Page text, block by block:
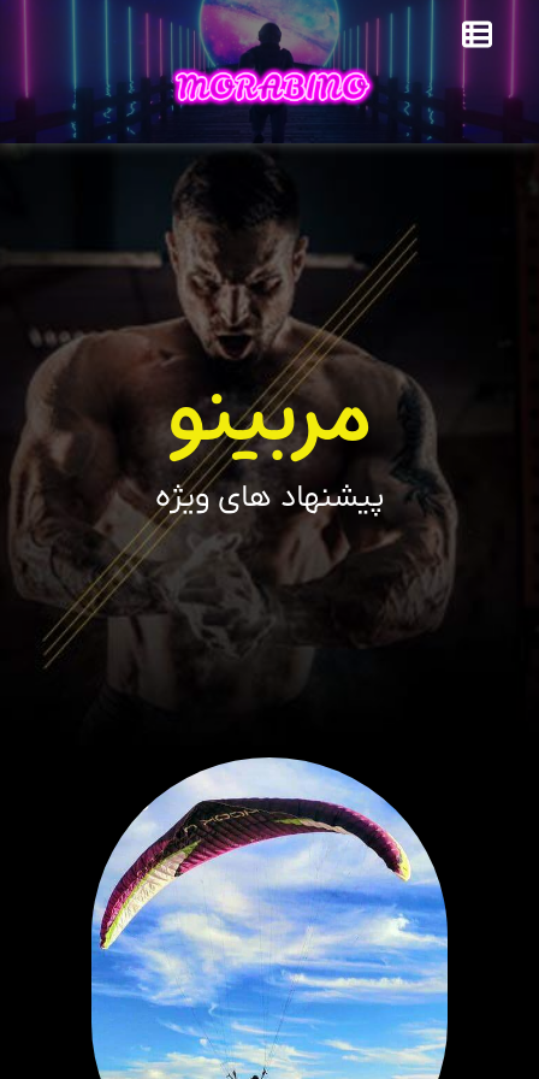
مربینو
پیشنهاد های ویژه